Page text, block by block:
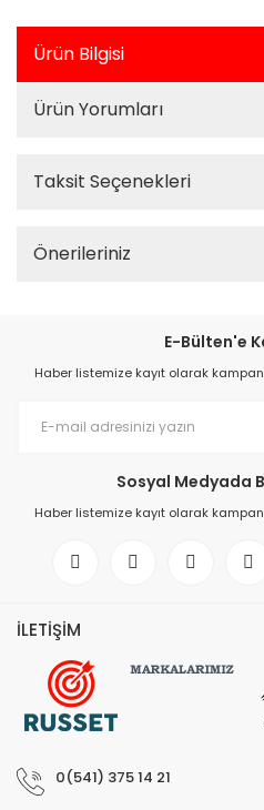
Ürün Bilgisi
Ürün Yorumları
Taksit Seçenekleri
Önerileriniz
E-Bülten'e
Haber listemize kayıt olarak
Sosyal Medyada
Haber listemize kayıt olarak
İLETİŞİM
0(541) 375 14 21